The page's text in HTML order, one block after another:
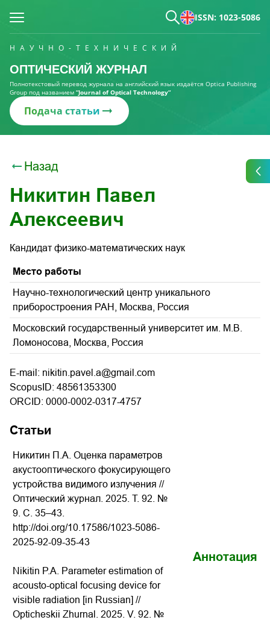
ISSN: 1023-5086
НАУЧНО-ТЕХНИЧЕСКИЙ
ОПТИЧЕСКИЙ ЖУРНАЛ
Полнотекстовый перевод журнала на английский язык издаётся Optica Publishing
Group под названием “Journal of Optical Technology“
Подача статьи
Назад
Никитин Павел
Алексеевич
Кандидат физико-математических наук
Место работы
Научно-технологический центр уникального
приборостроения РАН, Москва, Россия
Московский государственный университет им. М.В.
Ломоносова, Москва, Россия
E-mail: nikitin.pavel.a@gmail.com
ScopusID: 48561353300
ORCID: 0000-0002-0317-4757
Статьи
Никитин П.А. Оценка параметров
акустооптического фокусирующего
устройства видимого излучения //
Оптический журнал. 2025. Т. 92. №
9. С. 35–43.
http://doi.org/10.17586/1023-5086-
2025-92-09-35-43
Nikitin P.A. Parameter estimation of
acousto-optical focusing device for
visible radiation [in Russian] //
Opticheskii Zhurnal. 2025. V. 92. №
Аннотация